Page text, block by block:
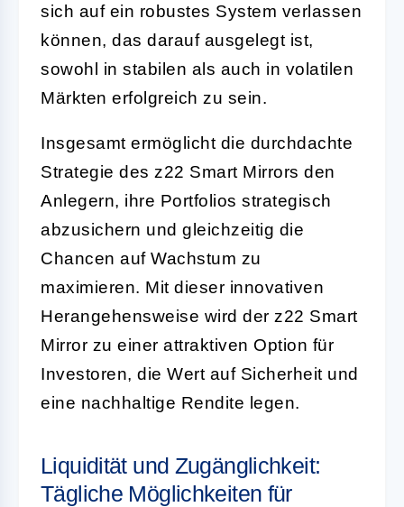
sich auf ein robustes System verlassen
können, das darauf ausgelegt ist,
sowohl in stabilen als auch in volatilen
Märkten erfolgreich zu sein.
Insgesamt ermöglicht die durchdachte
Strategie des z22 Smart Mirrors den
Anlegern, ihre Portfolios strategisch
abzusichern und gleichzeitig die
Chancen auf Wachstum zu
maximieren. Mit dieser innovativen
Herangehensweise wird der z22 Smart
Mirror zu einer attraktiven Option für
Investoren, die Wert auf Sicherheit und
eine nachhaltige Rendite legen.
Liquidität und Zugänglichkeit:
Tägliche Möglichkeiten für